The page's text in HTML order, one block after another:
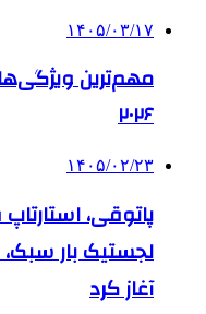
۱۴۰۵/۰۳/۱۷
مهم‌ترین
۲۰۲۶
۱۴۰۵/۰۲/۲۳
پاتوقی،
لجستیک بار سبک،
آغاز کرد